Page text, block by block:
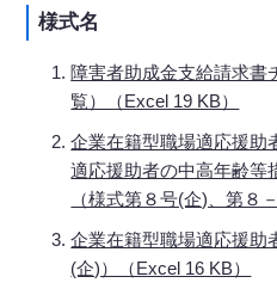
様式名
障害者助成金支給請求書
覧）（Excel 19 KB）
企業在籍型職場適応援助
適応援助者の中高年齢等
（様式第８号(企)、第８
企業在籍型職場適応援助
(企)）（Excel 16 KB）